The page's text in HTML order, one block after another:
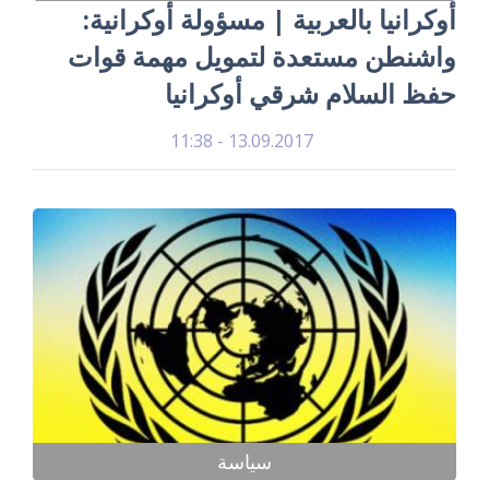
أوكرانيا بالعربية | مسؤولة أوكرانية:
واشنطن مستعدة لتمويل مهمة قوات
حفظ السلام شرقي أوكرانيا
13.09.2017 - 11:38
سياسة